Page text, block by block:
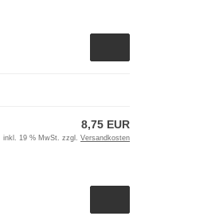
8,75 EUR
inkl. 19 % MwSt. zzgl. Versandkosten